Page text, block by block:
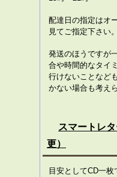
配達日の指定はオ
見てご指定下さい。
発送のほうですが
合や時間的なタイ
行けないことなど
かない場合も考え
スマートレ
更）
目安としてCD一枚